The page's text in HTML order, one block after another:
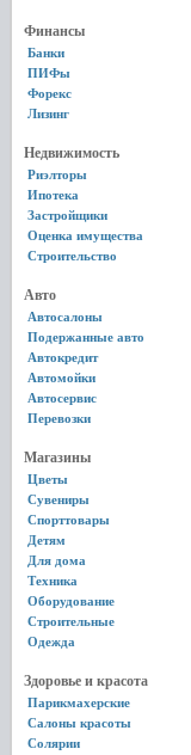
Финансы
Банки
ПИФы
Форекс
Лизинг
Недвижимость
Риэлторы
Ипотека
Застройщики
Оценка имущества
Строительство
Авто
Автосалоны
Подержанные авто
Автокредит
Автомойки
Автосервис
Перевозки
Магазины
Цветы
Сувениры
Спорттовары
Детям
Для дома
Техника
Оборудование
Строительные
Одежда
Здоровье и красота
Парикмахерские
Салоны красоты
Солярии